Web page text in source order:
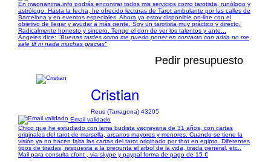
En magnanima.info podrás encontrar todos mis servicios como tarotista, runólogo y
astrólogo. Hasta la fecha, he ofrecido lecturas de Tarot ambulante por las calles de
Barcelona y en eventos especiales. Ahora ya estoy disponible on-line con el
objetivo de llegar y ayudar a más gente. Soy un tarotista muy práctico y directo.
Radicalmente honesto y sincero. Tengo el don de ver los talentos y ante...
Angeles dice: "Buenas tardes como me puedo poner en contacto con adria no me
sale tlf ni nada muchas gracias"
Pedir presupuesto
Cristian
Reus (Tarragona) 43205
Email validado
Chico que he estudiado con lama budista vagrayana de 31 años, con cartas
originales del tarot de marsella, arcanos mayores y menores. Cuando se tiene la
visión ya no hacen falta las cartas del tarot originado por thot en egipto. Diferentes
tipos de tiradas, respuesta a la pregunta el arbol de la vida, tirada general, etc..
Mail para consulta cfont , via skype y paypal forma de pago de 15 €